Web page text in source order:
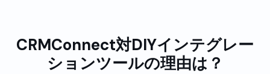
CRMConnect対DIYインテグレー
ションツールの理由は？